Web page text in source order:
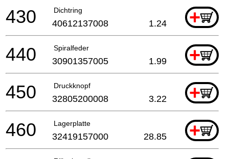
Dichtring +
430 40612137008 1.24
Spiralfeder +
440 30901357005 1.99
Druckknopf +
450 32805200008 3.22
Lagerplatte +
460 32419157000 28.85